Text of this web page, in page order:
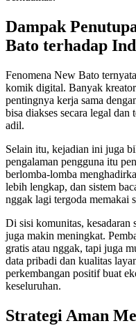
Dampak
Bato terhadap
Fenomena New Bato
komik digital. Banyak
pentingnya kerja sama
bisa diakses secara legal
adil.
Selain itu, kejadian ini juga
pengalaman pengguna itu
berlomba-lomba
lebih lengkap, dan sistem
nggak lagi tergoda memakai
Di sisi komunitas, kesadaran
juga makin meningkat.
gratis atau nggak, tapi juga
data pribadi dan kualitas
perkembangan positif buat
keseluruhan.
Strategi Aman